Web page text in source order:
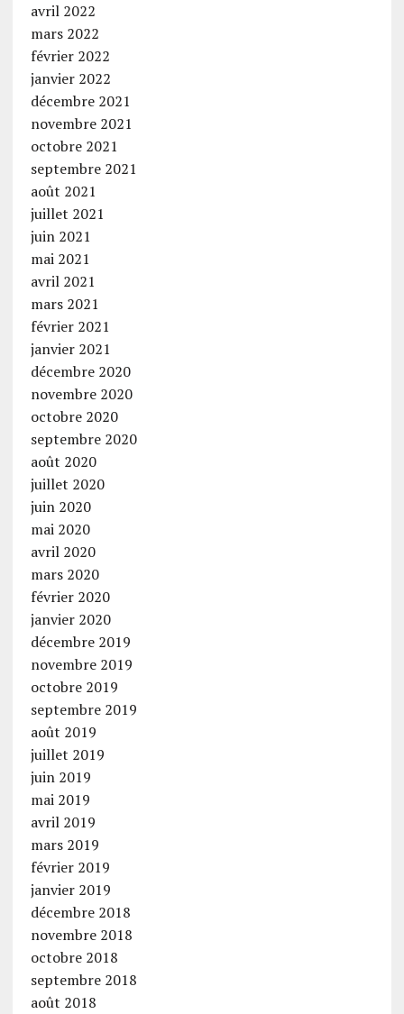
avril 2022
mars 2022
février 2022
janvier 2022
décembre 2021
novembre 2021
octobre 2021
septembre 2021
août 2021
juillet 2021
juin 2021
mai 2021
avril 2021
mars 2021
février 2021
janvier 2021
décembre 2020
novembre 2020
octobre 2020
septembre 2020
août 2020
juillet 2020
juin 2020
mai 2020
avril 2020
mars 2020
février 2020
janvier 2020
décembre 2019
novembre 2019
octobre 2019
septembre 2019
août 2019
juillet 2019
juin 2019
mai 2019
avril 2019
mars 2019
février 2019
janvier 2019
décembre 2018
novembre 2018
octobre 2018
septembre 2018
août 2018